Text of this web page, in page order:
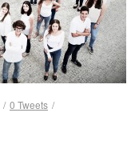
/ 0 Tweets /